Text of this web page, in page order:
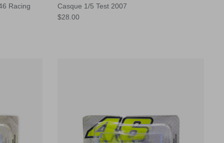
Racing
Casque 1/5 Test 2007
$28.00